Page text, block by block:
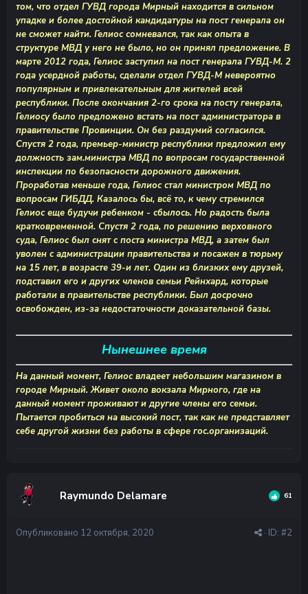
том, что отдел ГУВД города Мирный находится в сильном
упадке и более достойной кандидатуры на пост генерала он
не сможет найти. Гелиос сомневался, так как опыта в
структуре МВД у него не было, но он принял предложение. В
марте 2012 года, Гелиос заступил на пост генерала ГУВД-М. 2
года усердной работы, сделали отдел ГУВД-М невероятно
популярным и привлекательным для жителей всей
республики. После окончания 2-го срока на посту генерала,
Гелиосу было предложено встать на пост администратора в
правительстве Провинции. Он без раздумий согласился.
Спустя 2 года, премьер-министр республики предложил ему
должность зам.министра МВД по вопросам государственной
инспекции по безопасности дорожного движения.
Проработав меньше года, Гелиос стал министром МВД по
вопросам ГИБДД. Казалось бы, всё то, к чему стремился
Гелиос еще будучи ребенком - сбылось. Но радость была
кратковременной. Спустя 2 года, по решению верховного
суда, Гелиос был снят с поста министра МВД, а затем был
уволен с администрации правительства и посажен в тюрьму
на 15 лет, в возрасте 39-и лет. Один из близких ему друзей,
подставил его и других членов семьи Рейнхард, которые
работали в правительстве республики. Был досрочно
освобожден, из-за недостаточности доказательной базы.
Нынешнее время
На данный момент, Гелиос владеет небольшим магазином в
городе Мирный. Живет около вокзала Мирного, где на
данный момент проживают и другие члены его семьи.
Пытается пробиться на высокий пост, так как не представляет
себе другой жизни без работы в сфере гос.организаций.
Raymundo Delamare 61
· ID: #2
Опубликовано 12 октября, 2020